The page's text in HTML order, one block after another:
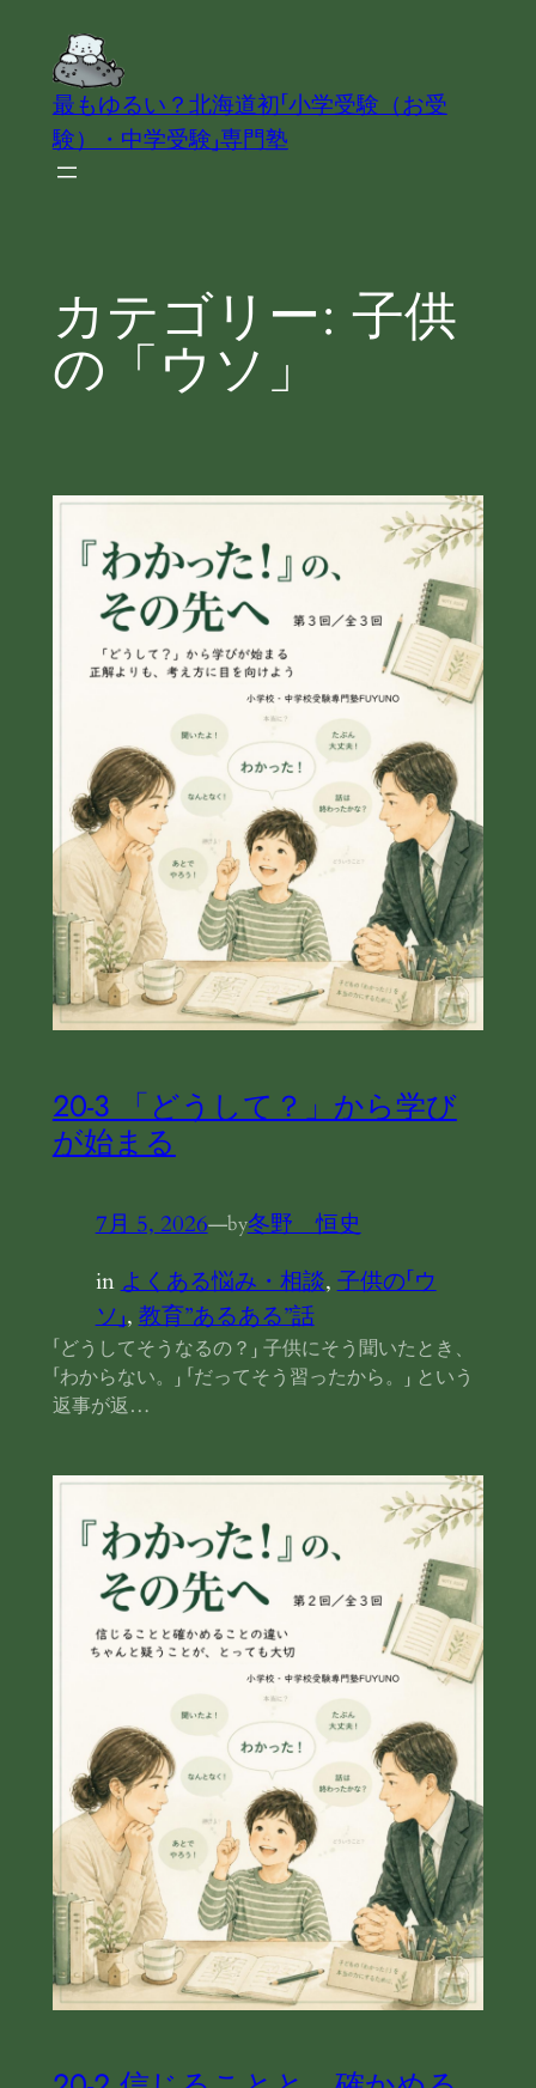
最もゆるい？北海道初「小学受験（お受
験）・中学受験」専門塾
カテゴリー: 子供
の「ウソ」
20‐3 「どうして？」から学び
が始まる
7月 5, 2026—by冬野 恒史
in よくある悩み・相談, 子供の「ウ
ソ」, 教育”あるある”話
「どうしてそうなるの？」 子供にそう聞いたとき、
「わからない。」 「だってそう習ったから。」 という
返事が返…